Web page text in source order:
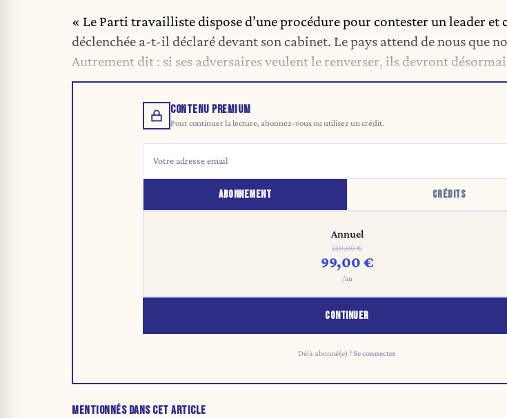
« Le Parti travailliste dispose d’une procédure pour contester un leader et
déclenchée a-t-il déclaré devant son cabinet. Le pays attend de nous que
Autrement dit : si ses adversaires veulent le renverser, ils devront
ouvertement.
CONTENU PREMIUM
Pour continuer la lecture, abonnez-vous ou utilisez un crédit.
ABONNEMENT CRÉDITS
Annuel
120,00 €
99,00 €
/an
CONTINUER
Déjà abonné(e) ?Se connecter
MENTIONNÉS DANS CET ARTICLE